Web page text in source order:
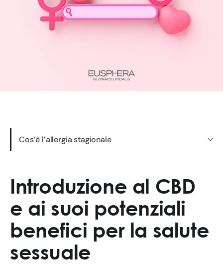
Cos’è l’allergia stagionale
Introduzione al CBD
e ai suoi potenziali
benefici per la salute
sessuale